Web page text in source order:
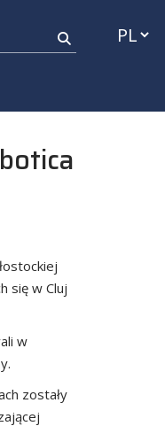
się w Cluj
w
zostały